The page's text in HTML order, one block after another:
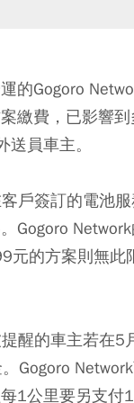
的Gogoro
繳費，已影響
員車主。
戶簽訂的電池
Gogoro
元的方案則無
醒的車主若在
Gogoro
1公里要另支